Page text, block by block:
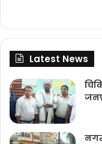
Latest News